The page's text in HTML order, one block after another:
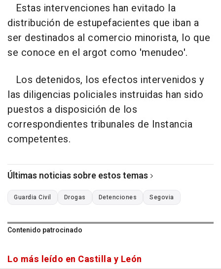
Estas intervenciones han evitado la
distribución de estupefacientes que iban a
ser destinados al comercio minorista, lo que
se conoce en el argot como 'menudeo'.
Los detenidos, los efectos intervenidos y
las diligencias policiales instruidas han sido
puestos a disposición de los
correspondientes tribunales de Instancia
competentes.
Últimas noticias sobre estos temas
Guardia Civil Drogas Detenciones Segovia
Contenido patrocinado
Lo más leído en Castilla y León